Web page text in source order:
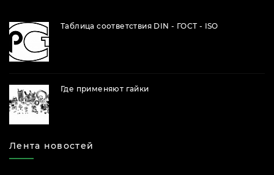
Таблица соответствия DIN - ГОСТ - ISO
Где применяют гайки
Лента новостей